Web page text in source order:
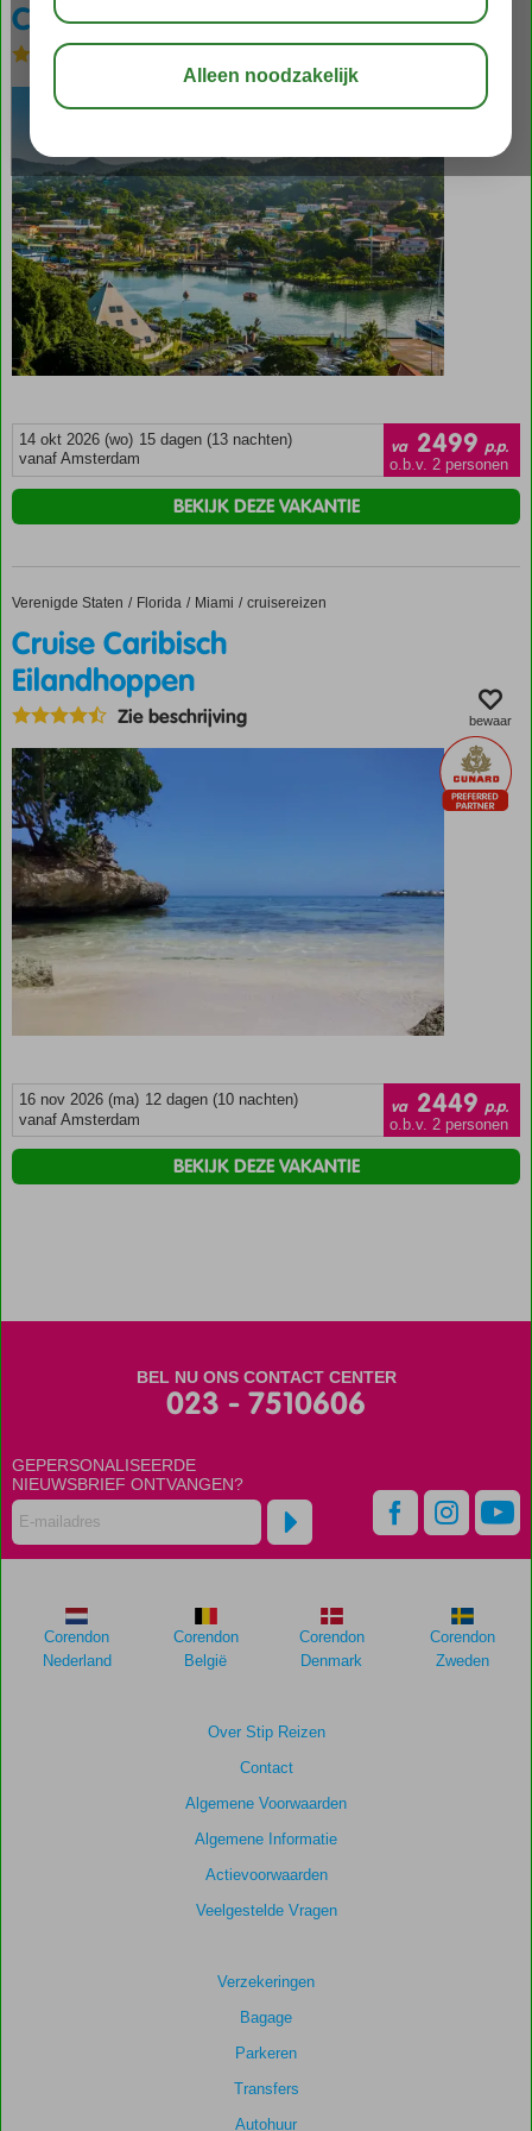
Cruise Tropische Caribbean
bewaar
14 okt 2026 (wo) 15 dagen (13 nachten)
vanaf Amsterdam
va 2499 p.p.
o.b.v. 2 personen
BEKIJK DEZE VAKANTIE
Home
Verenigde Staten Florida Miami cruisereizen
Cruise Caribisch Eilandhoppen
Cruise Caribisch
Eilandhoppen
Zie beschrijving bewaar
16 nov 2026 (ma) 12 dagen (10 nachten)
vanaf Amsterdam
va 2449 p.p.
o.b.v. 2 personen
BEKIJK DEZE VAKANTIE
BEL NU ONS CONTACT CENTER
023 - 7510606
GEPERSONALISEERDE
NIEUWSBRIEF ONTVANGEN?
Over Stip Reizen
Contact
Algemene Voorwaarden
Algemene Informatie
Actievoorwaarden
Veelgestelde Vragen
Verzekeringen
Bagage
Parkeren
Transfers
Autohuur
Corendon
Nederland
Corendon
België
Corendon
Denmark
Corendon
Zweden